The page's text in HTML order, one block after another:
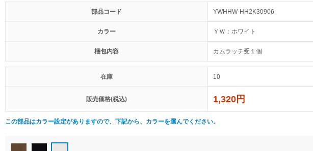
部品コード YWHHW-HH2K30906
カラー ＹＷ：ホワイト
梱包内容 カムラッチ受１個
在庫 10
販売価格(税込) 1,320円
この部品はカラー設定がありますので、下記から、カラーを選んでください。